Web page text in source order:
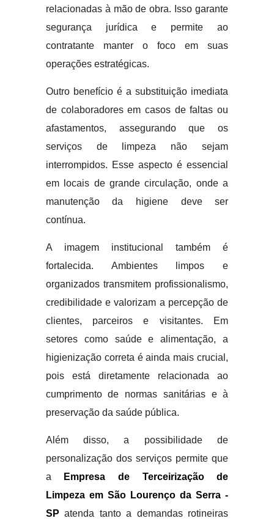
relacionadas à mão de obra. Isso garante
segurança jurídica e permite ao
contratante manter o foco em suas
operações estratégicas.
Outro benefício é a substituição imediata
de colaboradores em casos de faltas ou
afastamentos, assegurando que os
serviços de limpeza não sejam
interrompidos. Esse aspecto é essencial
em locais de grande circulação, onde a
manutenção da higiene deve ser
contínua.
A imagem institucional também é
fortalecida. Ambientes limpos e
organizados transmitem profissionalismo,
credibilidade e valorizam a percepção de
clientes, parceiros e visitantes. Em
setores como saúde e alimentação, a
higienização correta é ainda mais crucial,
pois está diretamente relacionada ao
cumprimento de normas sanitárias e à
preservação da saúde pública.
Além disso, a possibilidade de
personalização dos serviços permite que
a
Empresa de Terceirização de
Limpeza em São Lourenço da Serra -
SP atenda tanto a demandas rotineiras